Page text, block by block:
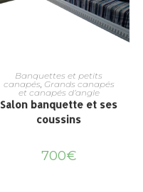
Banquettes et petits
canapés, Grands canapés
et canapés d’angle
Salon banquette et ses
coussins
700€